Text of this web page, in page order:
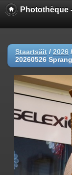
Photothèque
Staartsäit / 2026 /
20260526